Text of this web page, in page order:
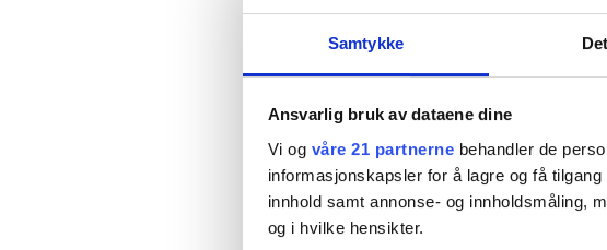
Samtykke
Ansvarlig bruk av dataene dine
Vi og våre 21 partnerne behandler de
informasjonskapsler for å lagre og få
innhold samt annonse- og innholdsmåling,
og i hvilke hensikter.
Ole Palmstrøm
Gram luftet muligheten for å sette i gang
grep.
Viktig med nok ressurser